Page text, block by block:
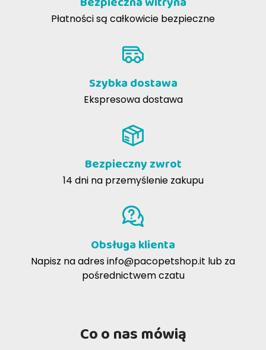
Płatności są całkowicie bezpieczne
Szybka dostawa
Ekspresowa dostawa
Bezpieczny zwrot
14 dni na przemyślenie zakupu
Obsługa klienta
Napisz na adresinfo@pacopetshop.it lub za
pośrednictwem czatu
Co o nas mówią